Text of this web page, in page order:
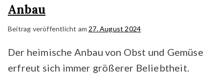
Anbau
Beitrag veröffentlicht am 27. August 2024
Der heimische Anbau von Obst und Gemüse
erfreut sich immer größerer Beliebtheit.